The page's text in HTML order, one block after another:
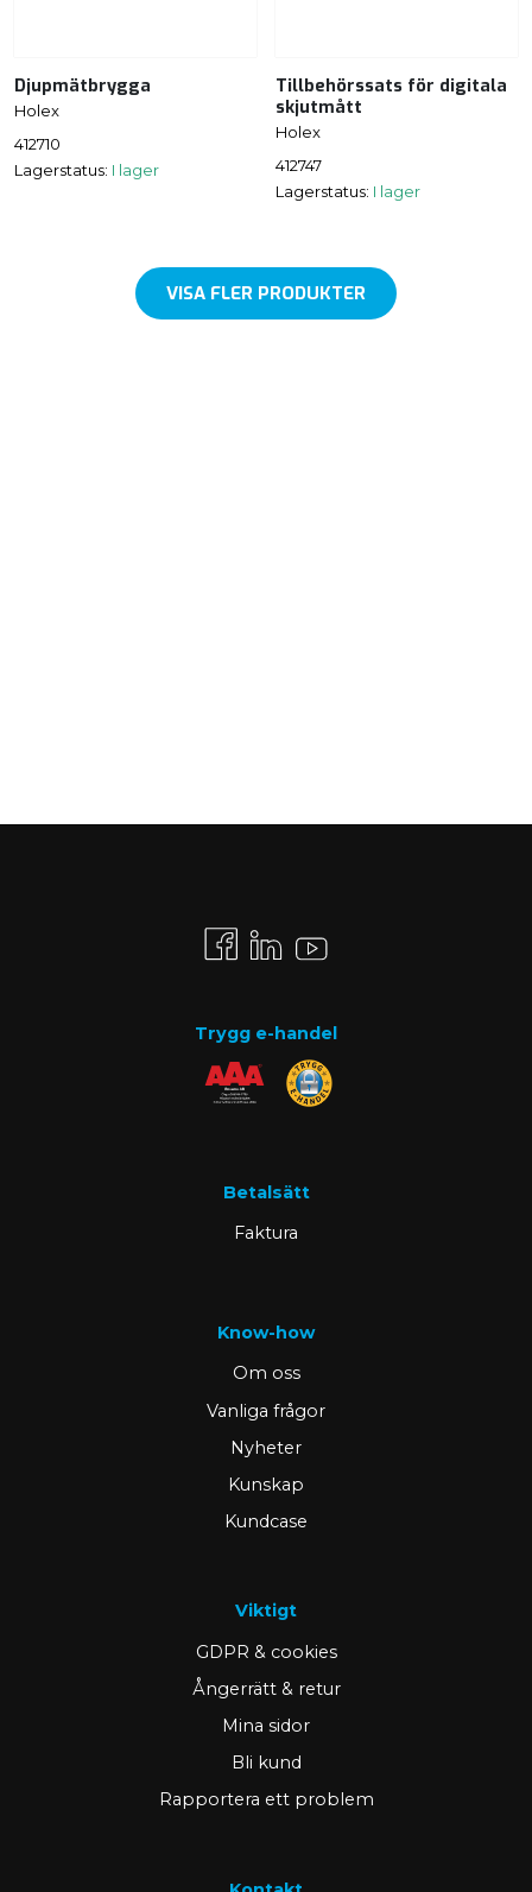
Djupmätbrygga
Holex
412710
Lagerstatus: I lager
Tillbehörssats för digitala
skjutmått
Holex
412747
Lagerstatus: I lager
VISA FLER PRODUKTER
Trygg e-handel
Betalsätt
Faktura
Know-how
Om oss
Vanliga frågor
Nyheter
Kunskap
Kundcase
Viktigt
GDPR & cookies
Ångerrätt & retur
Mina sidor
Bli kund
Rapportera ett problem